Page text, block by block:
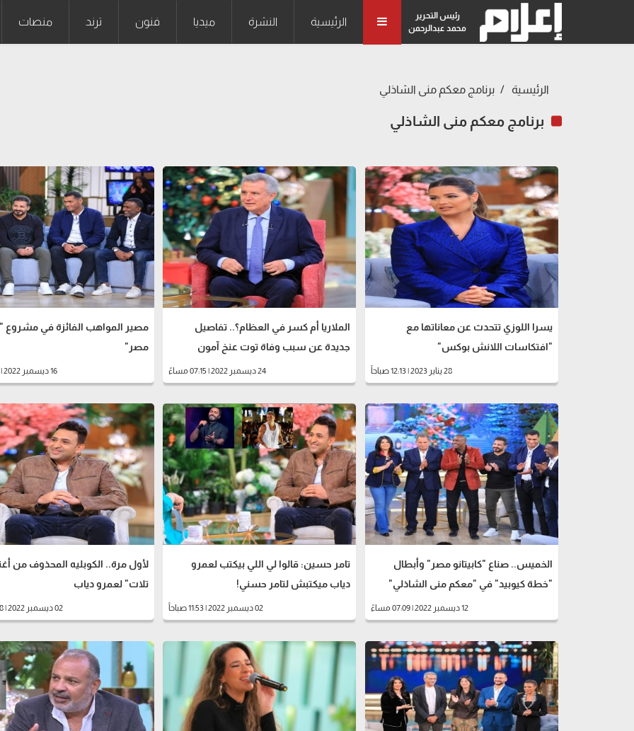
رئيس التحرير
محمد عبدالرحمن
الرئيسية النشرة ميديا فنون ترند منصات
الرئيسية برنامج معكم منى الشاذلي
برنامج معكم منى الشاذلي
يسرا اللوزي تتحدث عن معاناتها مع
"افتكاسات اللانش بوكس"
28 يناير 2023 | 12:13 صباحاً
الملاريا أم كسر في العظام؟.. تفاصيل
جديدة عن سبب وفاة توت عنخ آمون
24 ديسمبر 2022 | 07:15 مساءً
مصير المواهب الفائزة في مشروع
مصر"
16 ديسمبر 2022 | 11:11 صباحاً
الخميس.. صناع "كابيتانو مصر" وأبطال
"خطة كيوبيد" في "معكم منى الشاذلي"
12 ديسمبر 2022 | 07:09 مساءً
تامر حسين: قالوا لي اللي بيكتب لعمرو
دياب ميكتبش لتامر حسني!
02 ديسمبر 2022 | 11:53 صباحاً
لأول مرة.. الكوبليه المحذوف من
تلات" لعمرو دياب
02 ديسمبر 2022 | 10:48 صباحاً